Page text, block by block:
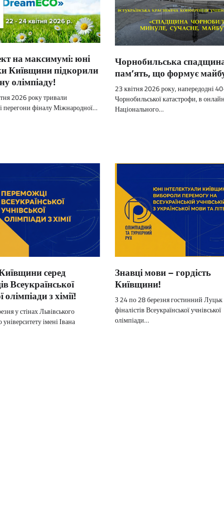
на максимумі: юні
Київщини підкорили
олімпіаду!
2026 року тривали
перегони фіналу Міжнародної…
Чорнобильська
пам’ять, що формує
23 квітня 2026 року, напередодні
Чорнобильської катастрофи, в
Національного…
серед
Всеукраїнської
олімпіади з хімії!
у стінах Львівського
імені Івана
Знавці мови – гордість
Київщини!
З 24 по 28 березня гостинний
фіналістів Всеукраїнської учнівської
олімпіади…